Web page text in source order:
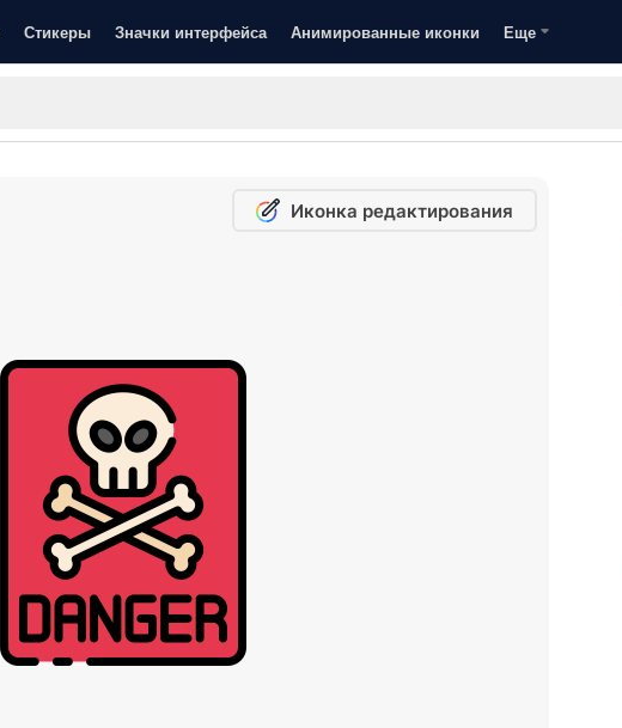
Стикеры Значки интерфейса Анимированные иконки Еще
Иконка редактирования